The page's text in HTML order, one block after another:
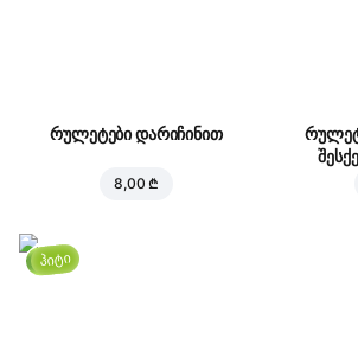
რულეტები დარიჩინით
8,00 ₾
ჰიტი